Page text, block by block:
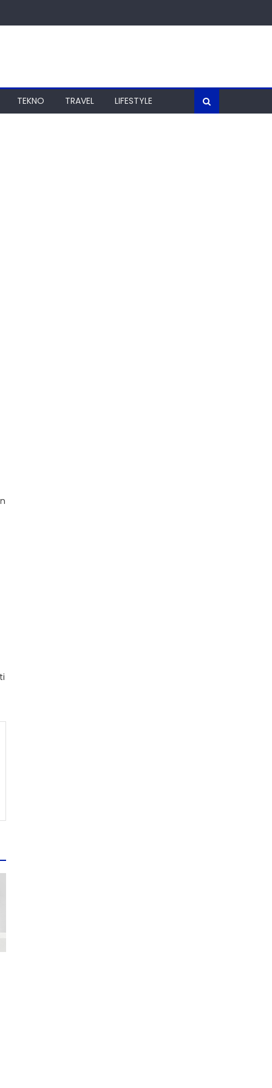
TEKNO TRAVEL LIFESTYLE